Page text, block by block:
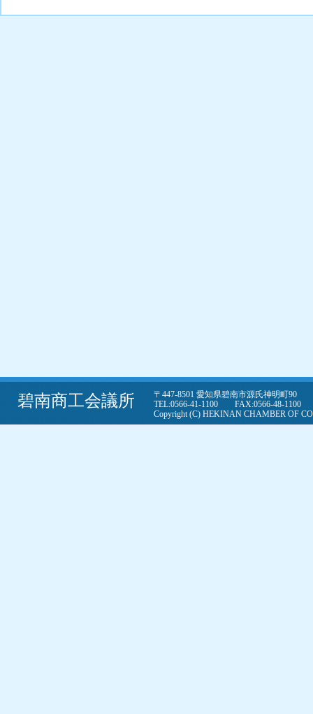
碧南商工会議所
〒447-8501 愛知県碧南市源氏神明町90
TEL:0566-41-1100 FAX:0566-48-
Copyright (C) HEKINAN CHAMBER OF